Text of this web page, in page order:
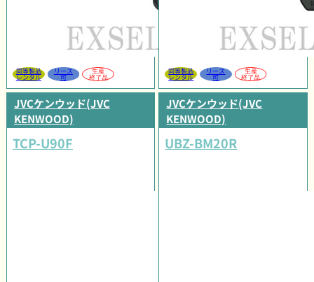
同等製品
レンタル
リース
可
生産
終了品
同等製品
レンタル
リース
可
生産
終了品
JVCケンウッド(JVC
KENWOOD)
TCP-U90F
JVCケンウッド(JVC
KENWOOD)
UBZ-BM20R